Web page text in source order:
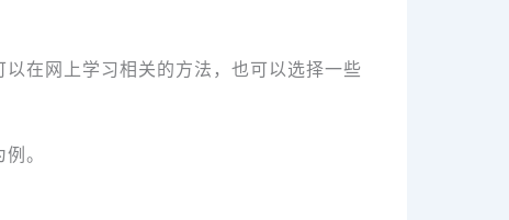
在网上学习相关的方法，也可以选择一些
。